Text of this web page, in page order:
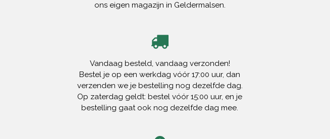
ons eigen magazijn in Geldermalsen.
Vandaag besteld, vandaag verzonden!
Bestel je op een werkdag vóór 17:00 uur, dan
verzenden we je bestelling nog dezelfde dag.
Op zaterdag geldt: bestel vóór 15:00 uur, en je
bestelling gaat ook nog dezelfde dag mee.